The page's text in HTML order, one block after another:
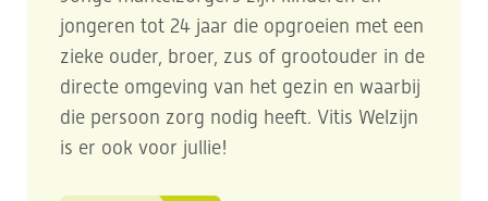
jongeren tot 24 jaar die opgroeien met een
zieke ouder, broer, zus of grootouder in de
directe omgeving van het gezin en waarbij
die persoon zorg nodig heeft. Vitis Welzijn
is er ook voor jullie!